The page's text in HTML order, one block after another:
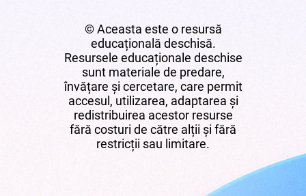
© Aceasta este o resursă
educațională deschisă.
Resursele educaționale deschise
sunt materiale de predare,
învățare și cercetare, care permit
accesul, utilizarea, adaptarea și
redistribuirea acestor resurse
fără costuri de către alții și fără
restricții sau limitare.